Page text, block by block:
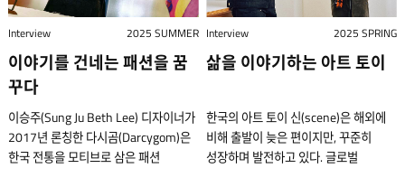
형태 또는 국내외 유명 가구를
큐레이션하여 공간을 연출한 퍼니처
스탠다드에이는 그런 흐름 속에서
2011년 출발했다. 홍익대학교
목조형가구학과를 졸업한 류윤하,
안민규와 서울시립대학교에서
생명공학을 전공했지만 목공을 취미로
시작하다가 외연을 넓힌 이학준 세
“단편선”이라고 답한 적 있다. 반면에
다른 두 명의 음악 평론가들은 K-팝
한 해를 결산하는 자리에서 대중은 잘
꼽은 데는 그럴 만한 이유가 있었다. 그
무렵 나온 싱어송라이터 천용성과
전유동의 음반은 인디 팝의 풋풋함을
유지하면서도 통일성과 독자적 미학을
2025년 8월 말 개막한 제82회 베니스
팬들에게 사인을 해주는 장면. 그는 신작
로 경쟁 부문에 초청되어 이 영화제에
참석했다. 베니스 국제 영화제 제공,
박찬욱 감독의 신작 는 그의
트레이드마크인 강렬한 심리 묘사와
시각적 대담함을 이어가면서도 새로운
그녀는 깊이 있는 텍스트 분석으로
드러내고, 섬세한 연출로 높은 완성도를
보여준다고 평가받는다. 그녀의
“너무 행복해요. 이렇게 행복해도 되나
싶을 정도로 말이지요.” 2015년, 마틴
맥도나 원작의 을 처음 연출한 이후
Interview 2025 SUMMER
이야기를 건네는 패션을 꿈
꾸다
이승주(Sung Ju Beth Lee) 디자이너가
2017년 론칭한 다시곰(Darcygom)은
한국 전통을 모티브로 삼은 패션
Interview 2025 SPRING
삶을 이야기하는 아트 토이
한국의 아트 토이 신(scene)은 해외에
비해 출발이 늦은 편이지만, 꾸준히
성장하며 발전하고 있다. 글로벌